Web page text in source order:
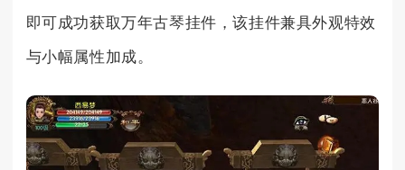
即可成功获取万年古琴挂件，该挂件兼具外观特效
与小幅属性加成。